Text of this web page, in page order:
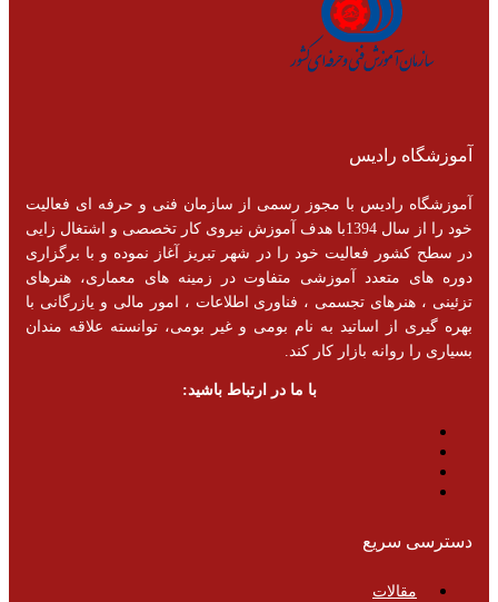
آموزشگاه رادیس
آموزشگاه رادیس با مجوز رسمی از سازمان فنی و حرفه ای فعالیت
خود را از سال 1394با هدف آموزش نیروی کار تخصصی و اشتغال زایی
در سطح کشور فعالیت خود را در شهر تبریز آغاز نموده و با برگزاری
دوره های متعدد آموزشی متفاوت در زمینه های معماری، هنرهای
تزئینی ، هنرهای تجسمی ، فناوری اطلاعات ، امور مالی و یازرگانی با
بهره گیری از اساتید به نام بومی و غیر بومی، توانسته علاقه مندان
بسیاری را روانه بازار کار کند.
با ما در ارتباط باشید:
دسترسی سریع
مقالات